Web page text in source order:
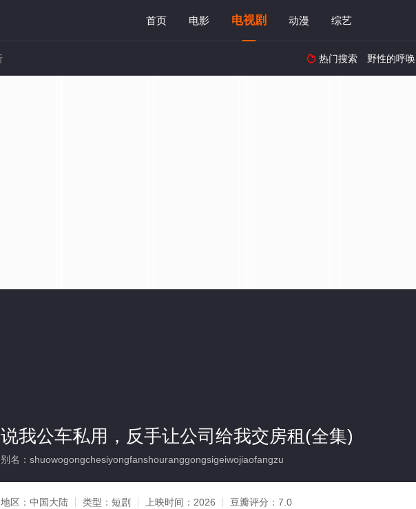
首页 电影 电视剧 动漫 综艺
 热门搜索 野性的呼唤
说我公车私用，反手让公司给我交房租(全集)
别名：shuowogongchesiyongfanshouranggongsigeiwojiaofangzu
地区： 中国大陆 类型： 短剧 上映时间： 2026 豆瓣评分： 7.0